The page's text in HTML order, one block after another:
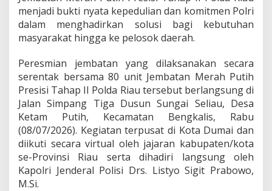
u
H
a
d
r
k
a
n
H
a
p
a
n
menjadi bukti nyata kepedulian dan komitmen Polri
dalam menghadirkan solusi bagi kebutuhan
masyarakat hingga ke pelosok daerah.
Peresmian jembatan yang dilaksanakan secara
serentak bersama 80 unit Jembatan Merah Putih
Presisi Tahap II Polda Riau tersebut berlangsung di
Jalan Simpang Tiga Dusun Sungai Seliau, Desa
Ketam Putih, Kecamatan Bengkalis, Rabu
(08/07/2026). Kegiatan terpusat di Kota Dumai dan
diikuti secara virtual oleh jajaran kabupaten/kota
se-Provinsi Riau serta dihadiri langsung oleh
Kapolri Jenderal Polisi Drs. Listyo Sigit Prabowo,
M.Si.